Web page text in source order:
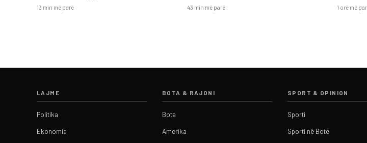
13 min më parë 43 min më parë 1 orë më
LAJME
Politika
Ekonomia
BOTA & RAJONI
Bota
Amerika
SPORT & OPINION
Sporti
Sporti në Botë